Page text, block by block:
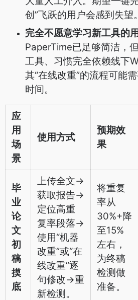
创”飞跃的用户会感到失望。
完全不愿意学习新工具的
PaperTime已足够简洁，
工具、习惯完全依赖线下
其“在线改重”的流程可能
时间。
应
用
场
景
使用方式
预期效
果
毕
业
论
文
初
稿
摸
底
上传全文->
获取报告->
定位高重
复率段落->
使用“机器
改重”或“在
线改重”逐
句修改->重
新检测。
将重复
率从
30%+降
至15%
左右，
为终稿
检测做
准备。